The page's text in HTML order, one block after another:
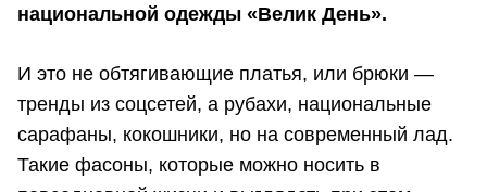
национальной одежды «Велик День».
И это не обтягивающие платья, или брюки —
тренды из соцсетей, а рубахи, национальные
сарафаны, кокошники, но на современный лад.
Такие фасоны, которые можно носить в